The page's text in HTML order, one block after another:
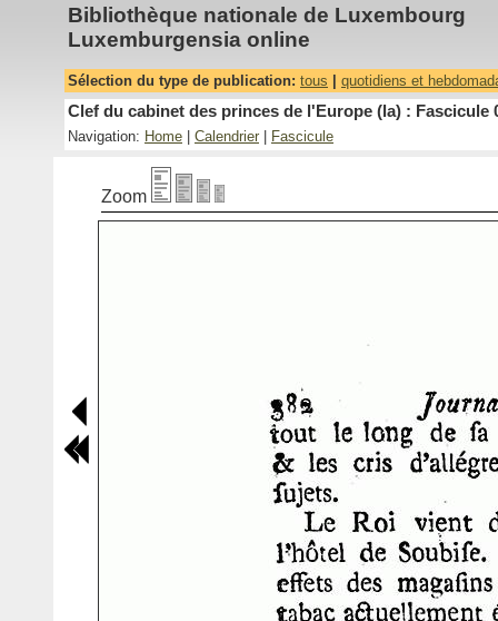
Bibliothèque nationale de Luxembourg
Luxemburgensia online
Sélection du type de publication: tous quotidiens et
Clef du cabinet des princes de l'Europe (la) : Fascicule
Navigation: Home Calendrier Fascicule
Zoom